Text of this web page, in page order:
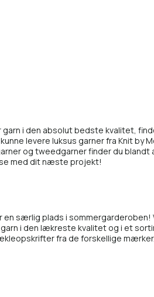
i den absolut bedste kvalitet,
levere luksus garner fra Knit by
og tweedgarner finder du blandt
med dit næste projekt!
særlig plads i
i den lækreste kvalitet og i et
fra de forskellige